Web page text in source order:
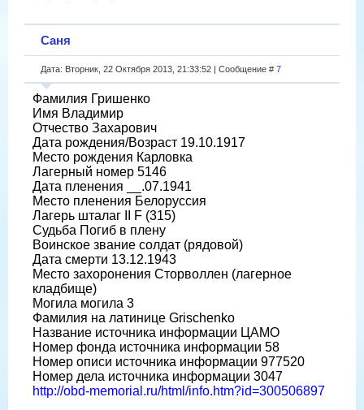
Саня
Дата: Вторник, 22 Октября 2013, 21:33:52 | Сообщение # 7
Фамилия Гришенко
Имя Владимир
Отчество Захарович
Дата рождения/Возраст 19.10.1917
Место рождения Карловка
Лагерный номер 5146
Дата пленения __.07.1941
Место пленения Белоруссия
Лагерь шталаг II F (315)
Судьба Погиб в плену
Воинское звание солдат (рядовой)
Дата смерти 13.12.1943
Место захоронения Сторволлен (лагерное
кладбище)
Могила могила 3
Фамилия на латинице Grischenko
Название источника информации ЦАМО
Номер фонда источника информации 58
Номер описи источника информации 977520
Номер дела источника информации 3047
http://obd-memorial.ru/html/info.htm?id=300506897